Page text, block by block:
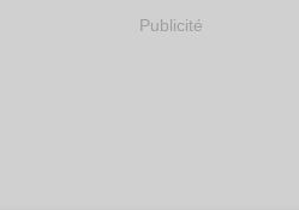
Publicité